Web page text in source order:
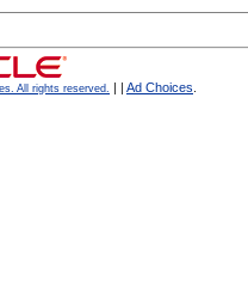
All rights reserved. Ad Choices